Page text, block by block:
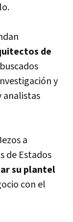
de
y
analistas
a
de Estados
su plantel
con el